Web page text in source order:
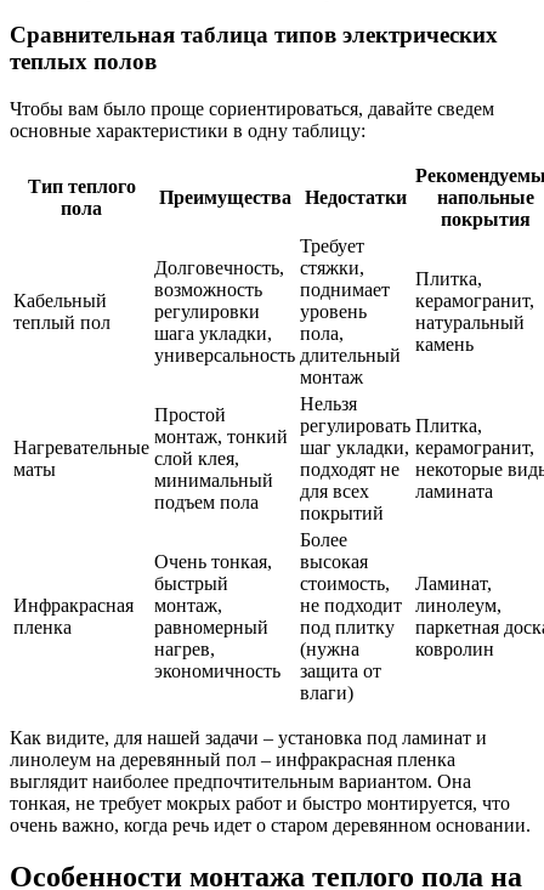
Сравнительная таблица типов электрических
теплых полов
Чтобы вам было проще сориентироваться, давайте сведем
основные характеристики в одну таблицу:
Тип теплого
пола
Преимущества Недостатки
напольные
покрытия
Кабельный
теплый пол
Долговечность,
возможность
регулировки
шага укладки,
универсальность
Требует
стяжки,
поднимает
уровень
пола,
длительный
монтаж
Плитка,
керамогранит,
натуральный
камень
Нагревательные
маты
Простой
монтаж, тонкий
слой клея,
минимальный
подъем пола
Нельзя
регулировать
шаг укладки,
подходят не
для всех
покрытий
Плитка,
керамогранит,
некоторые
ламината
Инфракрасная
пленка
Очень тонкая,
быстрый
монтаж,
равномерный
нагрев,
экономичность
Более
высокая
стоимость,
не подходит
под плитку
(нужна
защита от
влаги)
Ламинат,
линолеум,
паркетная
ковролин
Как видите, для нашей задачи – установка под ламинат и
линолеум на деревянный пол – инфракрасная пленка
выглядит наиболее предпочтительным вариантом. Она
тонкая, не требует мокрых работ и быстро монтируется, что
очень важно, когда речь идет о старом деревянном основании.
Особенности монтажа теплого пола на